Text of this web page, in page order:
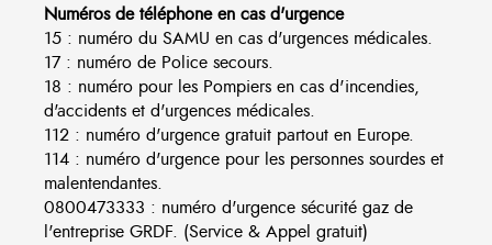
Numéros de téléphone en cas d'urgence
15 : numéro du SAMU en cas d'urgences médicales.
17 : numéro de Police secours.
18 : numéro pour les Pompiers en cas d'incendies,
d'accidents et d'urgences médicales.
112 : numéro d'urgence gratuit partout en Europe.
114 : numéro d'urgence pour les personnes sourdes et
malentendantes.
0800473333 : numéro d'urgence sécurité gaz de
l'entreprise GRDF. (Service & Appel gratuit)